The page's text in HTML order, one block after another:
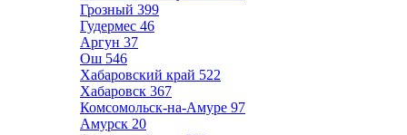
Грозный 399
Гудермес 46
Аргун 37
Ош 546
Хабаровский край 522
Хабаровск 367
Комсомольск-на-Амуре 97
Амурск 20